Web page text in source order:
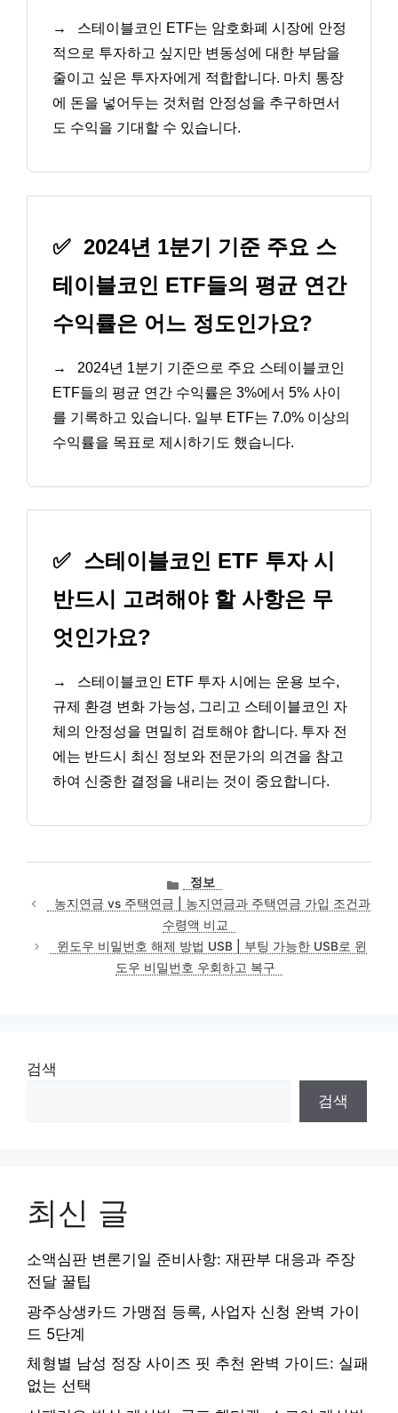
→
스테이블코인 ETF는 암호화폐 시장에 안정
적으로 투자하고 싶지만 변동성에 대한 부담을
줄이고 싶은 투자자에게 적합합니다. 마치 통장
에 돈을 넣어두는 것처럼 안정성을 추구하면서
도 수익을 기대할 수 있습니다.
✅ 2024년 1분기 기준 주요 스
테이블코인 ETF들의 평균 연간
수익률은 어느 정도인가요?
→
2024년 1분기 기준으로 주요 스테이블코인
ETF들의 평균 연간 수익률은 3%에서 5% 사이
를 기록하고 있습니다. 일부 ETF는 7.0% 이상의
수익률을 목표로 제시하기도 했습니다.
✅ 스테이블코인 ETF 투자 시
반드시 고려해야 할 사항은 무
엇인가요?
→
스테이블코인 ETF 투자 시에는 운용 보수,
규제 환경 변화 가능성, 그리고 스테이블코인 자
체의 안정성을 면밀히 검토해야 합니다. 투자 전
에는 반드시 최신 정보와 전문가의 의견을 참고
하여 신중한 결정을 내리는 것이 중요합니다.
카
테
고
리
정보
농지연금 vs 주택연금 | 농지연금과 주택연금 가입 조건과
수령액 비교
윈도우 비밀번호 해제 방법 USB | 부팅 가능한 USB로 윈
도우 비밀번호 우회하고 복구
검색
검색
최신 글
소액심판 변론기일 준비사항: 재판부 대응과 주장
전달 꿀팁
광주상생카드 가맹점 등록, 사업자 신청 완벽 가이
드 5단계
체형별 남성 정장 사이즈 핏 추천 완벽 가이드: 실패
없는 선택